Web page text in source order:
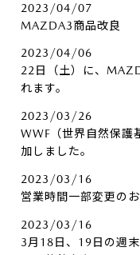
2023/04/07
MAZDA3商品改良
2023/04/06
22日（土）に、
れます。
2023/03/26
WWF（世界自然保護
加しました。
2023/03/16
営業時間一部変更の
2023/03/16
3月18日、19日の週